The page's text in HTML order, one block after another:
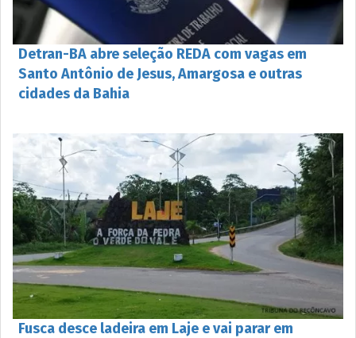
Detran-BA abre seleção REDA com vagas em
Santo Antônio de Jesus, Amargosa e outras
cidades da Bahia
Fusca desce ladeira em Laje e vai parar em